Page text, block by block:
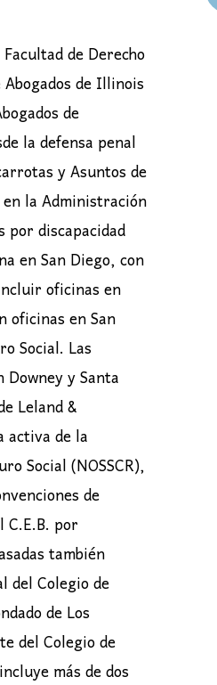
de Derecho
de Illinois
de
la defensa penal
y Asuntos de
la Administración
por discapacidad
en San Diego, con
oficinas en
oficinas en San
Social. Las
y Santa
Leland &
activa de la
Social (NOSSCR),
de
C.E.B. por
también
del Colegio de
de Los
del Colegio de
más de dos